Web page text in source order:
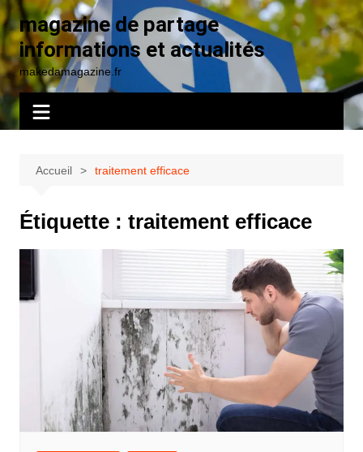
Aller
au
contenu
magazine de partage
informations et actualités
makedamagazine.fr
Accueil traitement efficace
Étiquette : traitement efficace